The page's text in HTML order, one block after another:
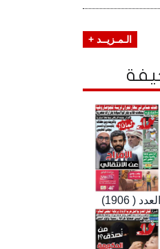
الـمـزيــد +
العدد ( 1906)